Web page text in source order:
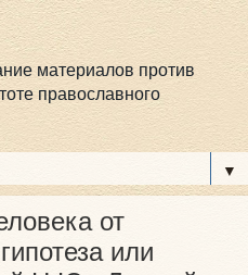
материалов против
православного
▼
от
или